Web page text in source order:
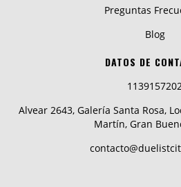
Preguntas
Blog
DATOS DE
Alvear 2643, Galería Santa Rosa,
Martín, Gran